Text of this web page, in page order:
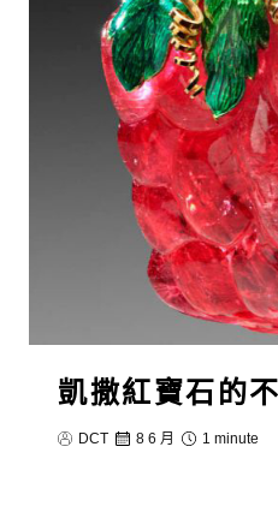
凱撒紅寶石的
DCT 8 6 月 1 minute